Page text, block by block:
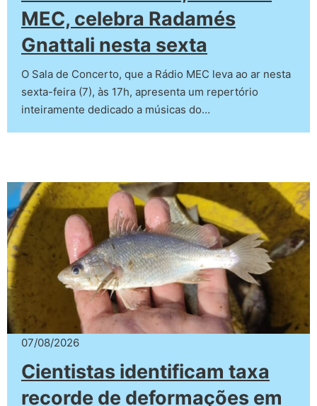
MEC, celebra Radamés
Gnattali nesta sexta
O Sala de Concerto, que a Rádio MEC leva ao ar nesta
sexta-feira (7), às 17h, apresenta um repertório
inteiramente dedicado a músicas do…
07/08/2026
Cientistas identificam taxa
recorde de deformações em